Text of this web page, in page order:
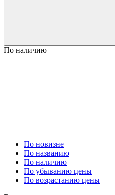
По наличию
По новизне
По названию
По наличию
По убыванию цены
По возрастанию цены